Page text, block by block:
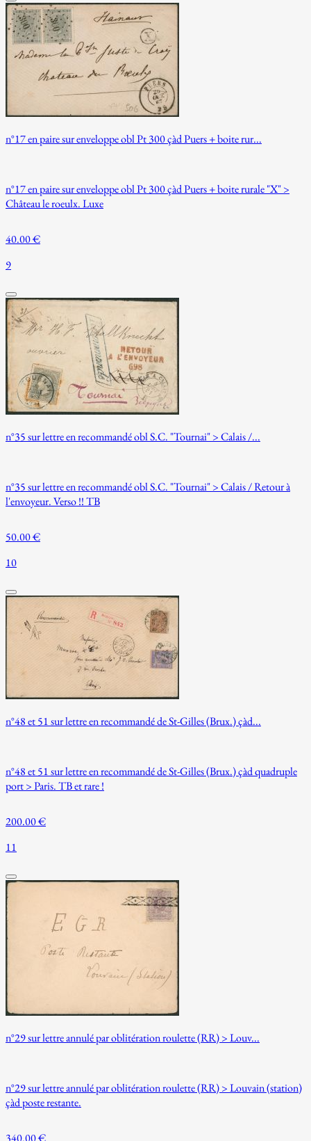
n°17 en paire sur enveloppe obl Pt 300 çàd Puers + boite rur...
n°17 en paire sur enveloppe obl Pt 300 çàd Puers + boite rurale "X" >
Château le roeulx. Luxe
40.00 €
9
n°35 sur lettre en recommandé obl S.C. "Tournai" > Calais /...
n°35 sur lettre en recommandé obl S.C. "Tournai" > Calais / Retour à
l'envoyeur. Verso !! TB
50.00 €
10
n°48 et 51 sur lettre en recommandé de St-Gilles (Brux.) çàd...
n°48 et 51 sur lettre en recommandé de St-Gilles (Brux.) çàd quadruple
port > Paris. TB et rare !
200.00 €
11
n°29 sur lettre annulé par oblitération roulette (RR) > Louv...
n°29 sur lettre annulé par oblitération roulette (RR) > Louvain (station)
çàd poste restante.
340.00 €